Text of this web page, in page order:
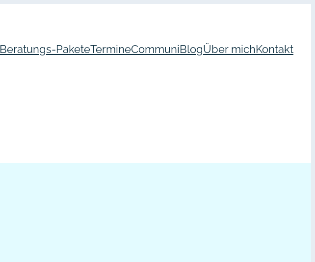
Beratungs-PaketeTermineCommuniBlogÜber michKontakt